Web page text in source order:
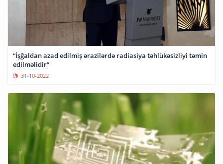
“İşğaldan azad edilmiş ərazilərdə radiasiya təhlükəsizliyi təmin
edilməlidir”
31-10-2022